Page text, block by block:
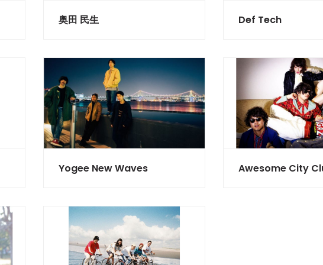
奥田 民生 Def Tech
Yogee New Waves Awesome City